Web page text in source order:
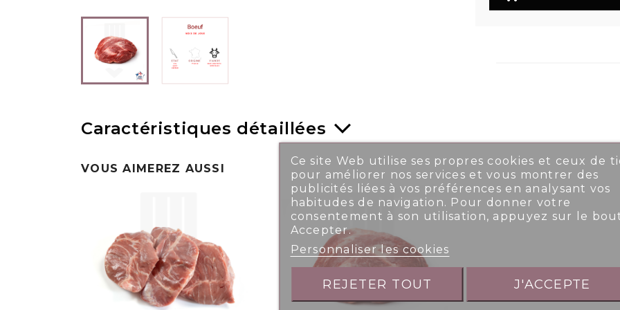
Caractéristiques détaillées
VOUS AIMEREZ AUSSI
Ce site Web utilise ses propres cookies et ceux de
pour améliorer nos services et vous montrer des
publicités liées à vos préférences en analysant vos
habitudes de navigation. Pour donner votre
consentement à son utilisation, appuyez sur le
Accepter.
Personnaliser les cookies
REJETER TOUT J'ACCEPTE